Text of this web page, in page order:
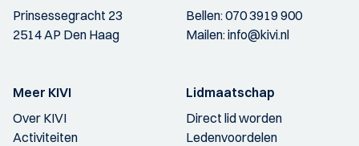
Prinsessegracht 23
2514 AP Den Haag
Bellen:070 3919 900
Mailen:info@kivi.nl
Meer KIVI
Over KIVI
Activiteiten
Lidmaatschap
Direct lid worden
Ledenvoordelen